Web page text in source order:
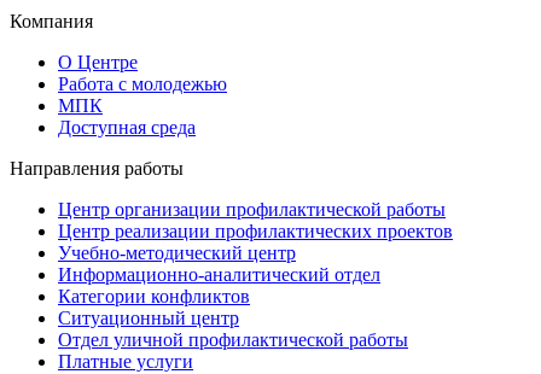
Компания
О Центре
Работа с молодежью
МПК
Доступная среда
Направления работы
Центр организации профилактической работы
Центр реализации профилактических проектов
Учебно-методический центр
Информационно-аналитический отдел
Категории конфликтов
Ситуационный центр
Отдел уличной профилактической работы
Платные услуги